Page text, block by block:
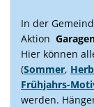
In der
Aktion
Hier können
(Sommer,
Frühjahrs-
werden.